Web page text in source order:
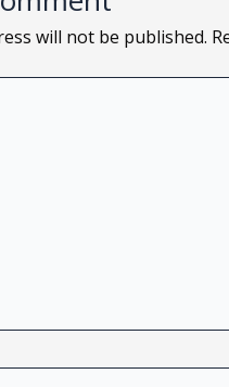
will not be published.